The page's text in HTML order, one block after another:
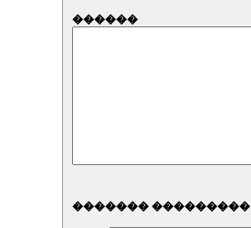
������
������� ���������